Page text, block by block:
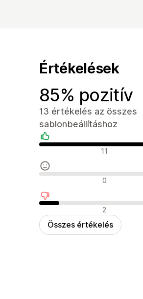
Értékelések
85% pozitív
13 értékelés az összes
sablonbeállításhoz
Pozitív értékelések
11
Semleges értékelések
0
Negatív értékelések
2
Összes értékelés